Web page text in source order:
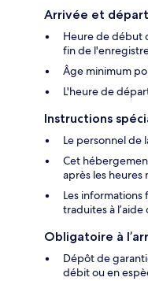
Arrivée et départ
Heure de début
fin de
Âge minimum
L'heure de
Instructions
Le personnel de
Cet
après les heures
Les
traduites à
Obligatoire à
Dépôt de
débit ou en